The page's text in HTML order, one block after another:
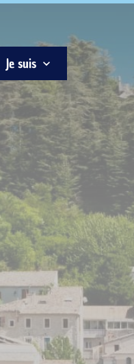
Je suis
Habitant
Associations
Jeune
Entreprise
Ainé
Nouvel
arrivant